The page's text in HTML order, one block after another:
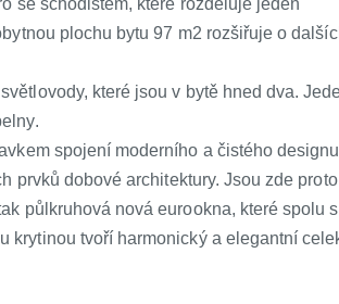
se schodištěm, které rozděluje jeden
plochu bytu 97 m2 rozšiřuje o
které jsou v bytě hned dva.
spojení moderního a čistého designu
prvků dobové architektury. Jsou zde proto
půlkruhová nová eurookna, které spolu s
krytinou tvoří harmonický a elegantní